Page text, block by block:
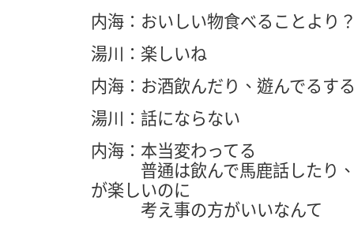
内海：おいしい物食べることより
湯川：楽しいね
内海：お酒飲んだり、遊んでるす
湯川：話にならない
内海：本当変わってる
普通は飲んで馬鹿話したり、
が楽しいのに
考え事の方がいいなんて